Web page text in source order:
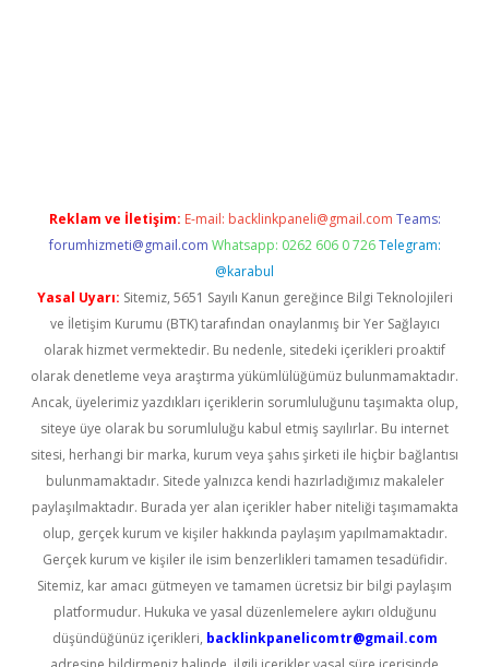
Reklam ve İletişim: E-mail: backlinkpaneli@gmail.com Teams:
forumhizmeti@gmail.com Whatsapp: 0262 606 0 726 Telegram:
@karabul
Yasal Uyarı: Sitemiz, 5651 Sayılı Kanun gereğince Bilgi Teknolojileri
ve İletişim Kurumu (BTK) tarafından onaylanmış bir Yer Sağlayıcı
olarak hizmet vermektedir. Bu nedenle, sitedeki içerikleri proaktif
olarak denetleme veya araştırma yükümlülüğümüz bulunmamaktadır.
Ancak, üyelerimiz yazdıkları içeriklerin sorumluluğunu taşımakta olup,
siteye üye olarak bu sorumluluğu kabul etmiş sayılırlar. Bu internet
sitesi, herhangi bir marka, kurum veya şahıs şirketi ile hiçbir bağlantısı
bulunmamaktadır. Sitede yalnızca kendi hazırladığımız makaleler
paylaşılmaktadır. Burada yer alan içerikler haber niteliği taşımamakta
olup, gerçek kurum ve kişiler hakkında paylaşım yapılmamaktadır.
Gerçek kurum ve kişiler ile isim benzerlikleri tamamen tesadüfidir.
Sitemiz, kar amacı gütmeyen ve tamamen ücretsiz bir bilgi paylaşım
platformudur. Hukuka ve yasal düzenlemelere aykırı olduğunu
düşündüğünüz içerikleri, backlinkpanelicomtr@gmail.com